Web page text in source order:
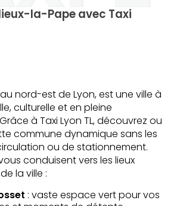
la-Pape avec Taxi
nord-est de Lyon, est une ville à
culturelle et en pleine
à Taxi Lyon TL, découvrez ou
commune dynamique sans les
ou de stationnement.
conduisent vers les lieux
la ville :
: vaste espace vert pour vos